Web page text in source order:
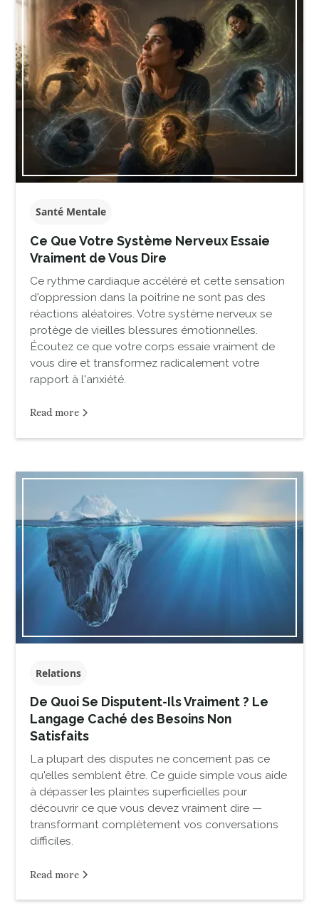
Santé Mentale
Ce Que Votre Système Nerveux Essaie
Vraiment de Vous Dire
Ce rythme cardiaque accéléré et cette sensation
d'oppression dans la poitrine ne sont pas des
réactions aléatoires. Votre système nerveux se
protège de vieilles blessures émotionnelles.
Écoutez ce que votre corps essaie vraiment de
vous dire et transformez radicalement votre
rapport à l'anxiété.
Read more
Relations
De Quoi Se Disputent-Ils Vraiment ? Le
Langage Caché des Besoins Non
Satisfaits
La plupart des disputes ne concernent pas ce
qu'elles semblent être. Ce guide simple vous aide
à dépasser les plaintes superficielles pour
découvrir ce que vous devez vraiment dire —
transformant complètement vos conversations
difficiles.
Read more